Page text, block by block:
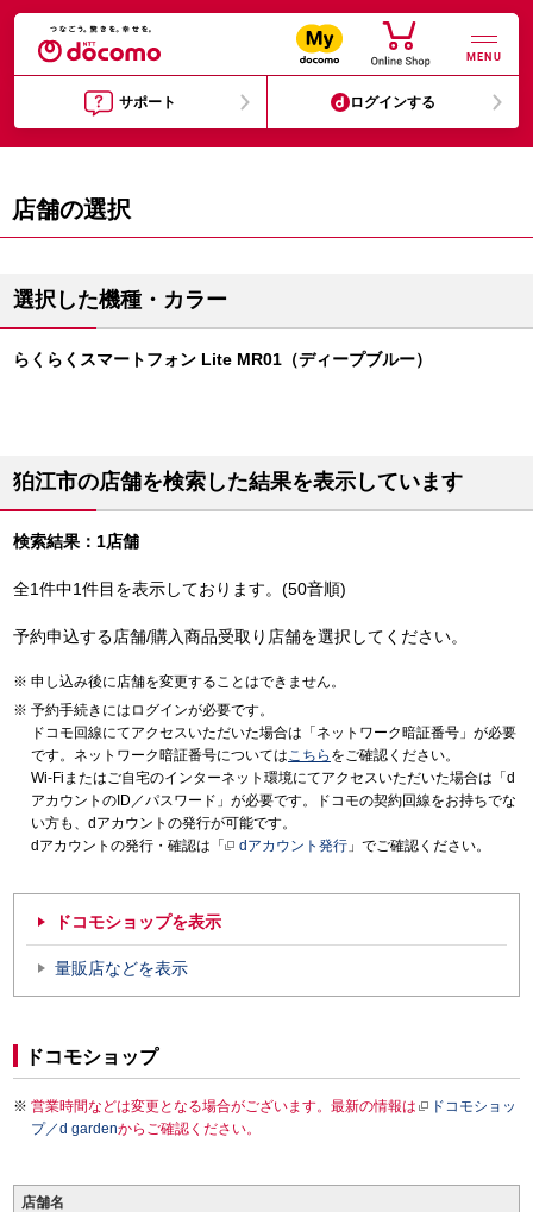
MENU
サポート ログインする
店舗の選択
選択した機種・カラー
らくらくスマートフォン Lite MR01（ディープブルー）
狛江市の店舗を検索した結果を表示しています
検索結果：1店舗
全1件中1件目を表示しております。(50音順)
予約申込する店舗/購入商品受取り店舗を選択してください。
申し込み後に店舗を変更することはできません。
予約手続きにはログインが必要です。
ドコモ回線にてアクセスいただいた場合は「ネットワーク暗証番号」が必要
です。ネットワーク暗証番号についてはこちら をご確認ください。
Wi-Fiまたはご自宅のインターネット環境にてアクセスいただいた場合は「d
アカウントのID／パスワード」が必要です。ドコモの契約回線をお持ちでな
い方も、dアカウントの発行が可能です。
dアカウントの発行・確認は「
dアカウント発行 」でご確認ください。
ドコモショップを表示
量販店などを表示
ドコモショップ
営業時間などは変更となる場合がございます。最新の情報は
ドコモショッ
プ／d gardenからご確認ください。
店舗名